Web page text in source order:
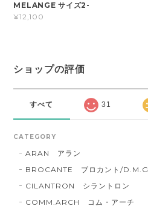
MELANGE サイズ2-
¥12,100
ショップの評価
すべて 31
CATEGORY
ARAN アラン
BROCANTE ブロカント/D.M.G
CILANTRON シラントロン
COMM.ARCH コム・アーチ